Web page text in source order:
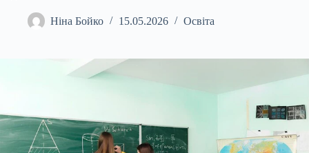
Ніна Бойко 15.05.2026 Освіта